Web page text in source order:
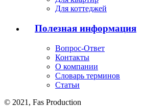
Для коттеджей
Полезная информация
Вопрос-Ответ
Контакты
О компании
Словарь терминов
Статьи
© 2021, Fas Production